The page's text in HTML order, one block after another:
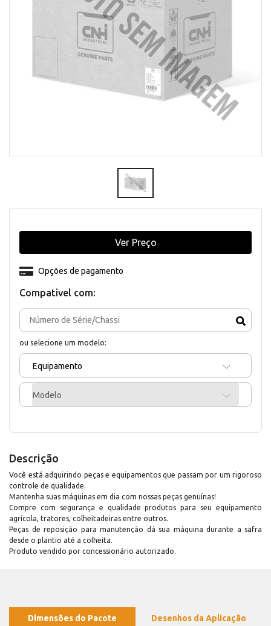
Compativel com:
ou selecione um modelo:
Equipamento
Modelo
Opções de pagamento
Ver Preço
Descrição
Você está adquirindo peças e equipamentos que passam por um rigoroso
controle de qualidade.
Mantenha suas máquinas em dia com nossas peças genuínas!
Compre com segurança e qualidade produtos para seu equipamento
agrícola, tratores, colheitadeiras entre outros.
Peças de reposição para manutenção dá sua máquina durante a safra
desde o plantio até a colheita.
Produto vendido por concessionário autorizado.
Dimensões do Pacote Desenhos da Aplicação